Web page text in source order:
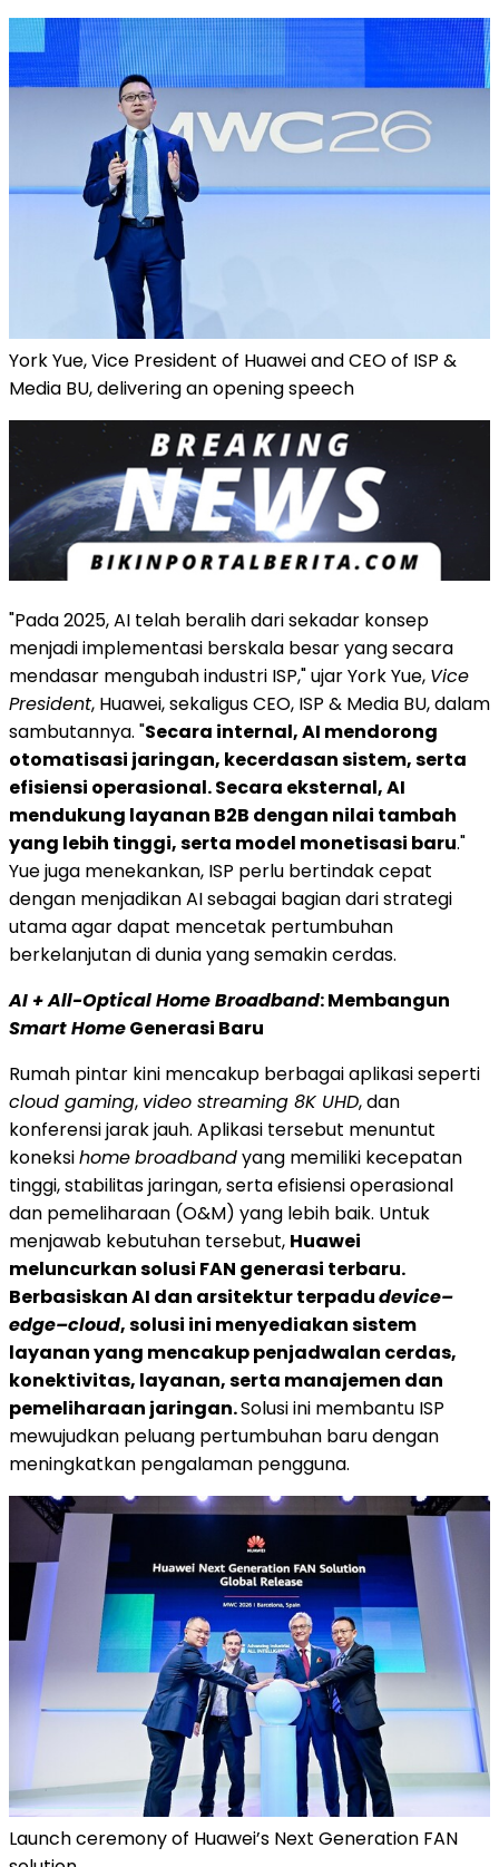
York Yue, Vice President of Huawei and CEO of ISP &
Media BU, delivering an opening speech
"Pada 2025, AI telah beralih dari sekadar konsep
menjadi implementasi berskala besar yang secara
mendasar mengubah industri ISP," ujar York Yue, Vice
President, Huawei, sekaligus CEO, ISP & Media BU, dalam
sambutannya. "Secara internal, AI mendorong
otomatisasi jaringan, kecerdasan sistem, serta
efisiensi operasional. Secara eksternal, AI
mendukung layanan B2B dengan nilai tambah
yang lebih tinggi, serta model monetisasi baru."
Yue juga menekankan, ISP perlu bertindak cepat
dengan menjadikan AI sebagai bagian dari strategi
utama agar dapat mencetak pertumbuhan
berkelanjutan di dunia yang semakin cerdas.
AI + All-Optical Home Broadband: Membangun
Smart HomeGenerasi Baru
Rumah pintar kini mencakup berbagai aplikasi seperti
cloud gaming, video streaming 8K UHD, dan
konferensi jarak jauh. Aplikasi tersebut menuntut
koneksihomebroadbandyang memiliki kecepatan
tinggi, stabilitas jaringan, serta efisiensi operasional
dan pemeliharaan (O&M) yang lebih baik. Untuk
menjawab kebutuhan tersebut, Huawei
meluncurkan solusi FAN generasi terbaru.
Berbasiskan AI dan arsitektur terpadudevice–
edge–cloud, solusi ini menyediakan sistem
layanan yang mencakup penjadwalan cerdas,
konektivitas, layanan, serta manajemen dan
pemeliharaan jaringan.Solusi ini membantu ISP
mewujudkan peluang pertumbuhan baru dengan
meningkatkan pengalaman pengguna.
Launch ceremony of Huawei’s Next Generation FAN